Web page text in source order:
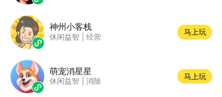
神州小客栈
休闲益智 经营
马上玩
萌宠消星星
休闲益智 消除
马上玩